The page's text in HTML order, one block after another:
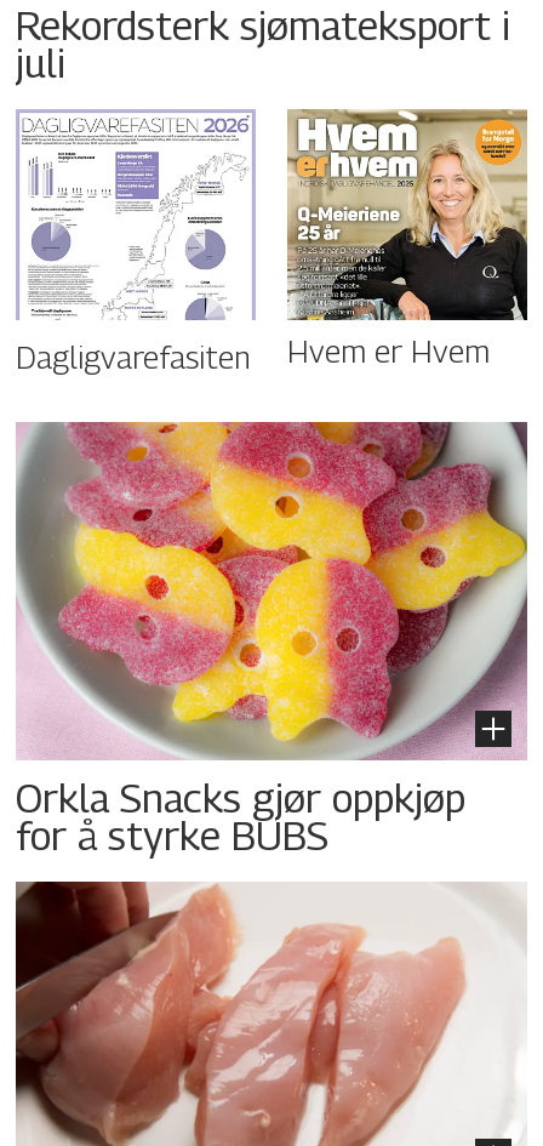
Rekordsterk sjømateksport i
juli
Dagligvarefasiten Hvem er Hvem
Orkla Snacks gjør oppkjøp
for å styrke BUBS